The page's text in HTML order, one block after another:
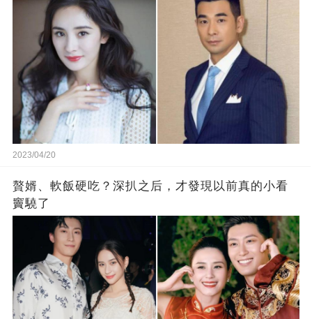
2023/04/20
贅婿、軟飯硬吃？深扒之后，才發現以前真的小看
竇驍了